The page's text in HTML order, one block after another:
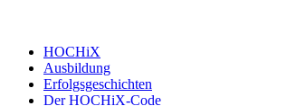
HOCHiX
Ausbildung
Erfolgsgeschichten
Der HOCHiX-Code